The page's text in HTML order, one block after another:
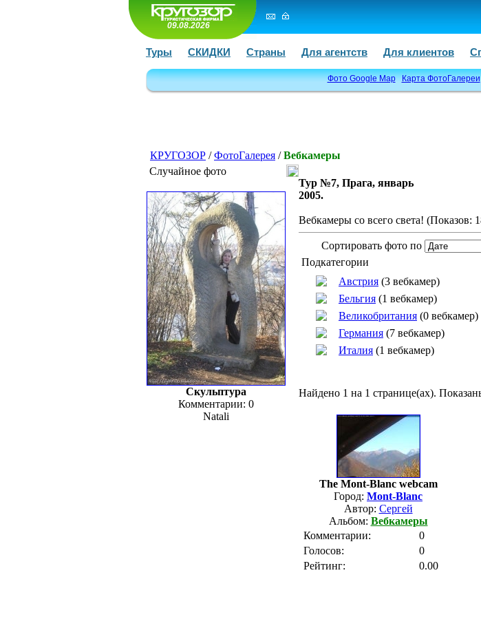
09.08.2026
Туры СКИДКИ Страны Для агентств Для клиентов
Фото Google Map Карта ФотоГалереи
КРУГОЗОР /ФотоГалерея /Вебкамеры
Случайное фото
Скульптура
Комментарии: 0
Natali
Тур №7, Прага, январь
2005.
Вебкамеры со всего света! (Показов:
Сортировать фото по
Подкатегории
Австрия (3 вебкамер)
Бельгия (1 вебкамер)
Великобритания (0 вебкамер)
Германия (7 вебкамер)
Италия (1 вебкамер)
Найдено 1 на 1 странице(ах).
The Mont-Blanc webcam
Город: Mont-Blanc
Автор: Сергей
Альбом: Вебкамеры
Комментарии:
0
Голосов:
0
Рейтинг:
0.00